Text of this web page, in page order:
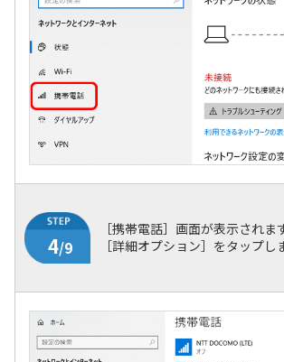
3/9
［携帯電話］画面が表示されま
［詳細オプション］をタップし